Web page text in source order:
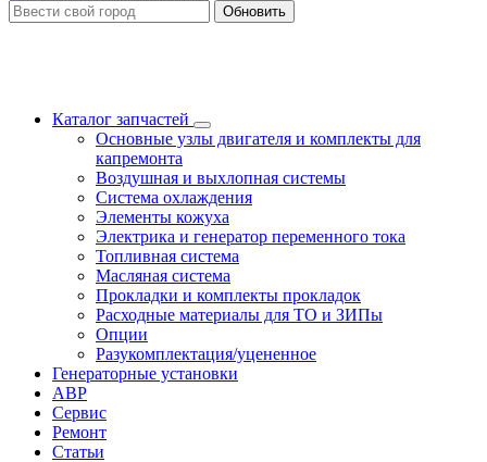
Обновить
Каталог запчастей
Основные узлы двигателя и комплекты для
капремонта
Воздушная и выхлопная системы
Система охлаждения
Элементы кожуха
Электрика и генератор переменного тока
Топливная система
Масляная система
Прокладки и комплекты прокладок
Расходные материалы для ТО и ЗИПы
Опции
Разукомплектация/уцененное
Генераторные установки
АВР
Сервис
Ремонт
Статьи